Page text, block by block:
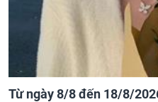
Từ ngày 8/8 đến 18/8/